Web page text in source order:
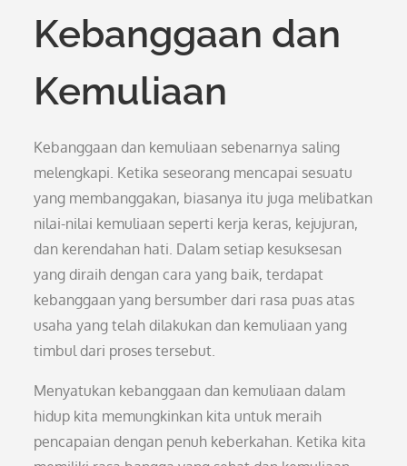
Kebanggaan dan
Kemuliaan
Kebanggaan dan kemuliaan sebenarnya saling
melengkapi. Ketika seseorang mencapai sesuatu
yang membanggakan, biasanya itu juga melibatkan
nilai-nilai kemuliaan seperti kerja keras, kejujuran,
dan kerendahan hati. Dalam setiap kesuksesan
yang diraih dengan cara yang baik, terdapat
kebanggaan yang bersumber dari rasa puas atas
usaha yang telah dilakukan dan kemuliaan yang
timbul dari proses tersebut.
Menyatukan kebanggaan dan kemuliaan dalam
hidup kita memungkinkan kita untuk meraih
pencapaian dengan penuh keberkahan. Ketika kita